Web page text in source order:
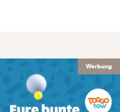
Werbung